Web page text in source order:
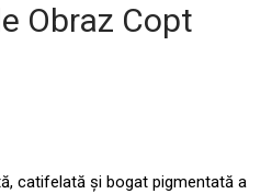
Obraz Copt
catifelată și bogat pigmentată a